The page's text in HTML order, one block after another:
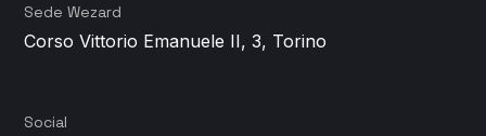
Sede Wezard
Corso Vittorio Emanuele II, 3, Torino
Social